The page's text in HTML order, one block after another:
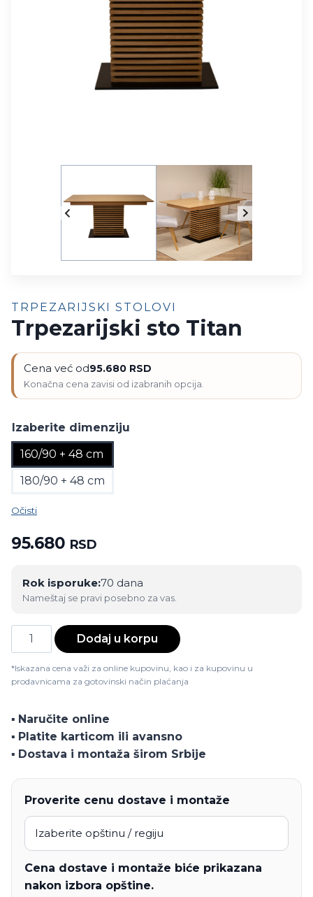
TRPEZARIJSKI STOLOVI
Trpezarijski sto Titan
Cena već od95.680 RSD
Izaberite dimenziju
160/90 + 48 cm
180/90 + 48 cm
Očisti
95.680 RSD
Rok isporuke:70 dana
Nameštaj se pravi posebno za vas.
Trpezarijski
sto
Titan
količina
Dodaj u korpu
*Iskazana cena važi za online kupovinu, kao i za kupovinu u
prodavnicama za gotovinski način plaćanja
▪️ Naručite online
▪️ Platite karticom ili avansno
▪️ Dostava i montaža širom Srbije
Proverite cenu dostave i montaže
Cena dostave i montaže biće prikazana
nakon izbora opštine.